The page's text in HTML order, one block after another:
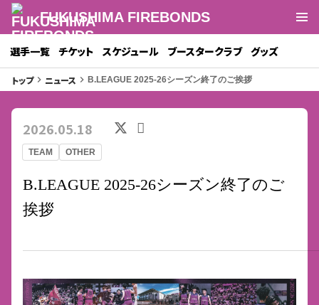
FUKUSHIMA FIREBONDS
選手一覧 チケット スケジュール ブースタークラブ グッズ
トップkeyboard_arrow_right ニュース keyboard_arrow_right B.LEAGUE 2025-26シーズン終了のご挨拶
TEAM OTHER
2026.05.18
B.LEAGUE 2025-26シーズン終了のご
挨拶